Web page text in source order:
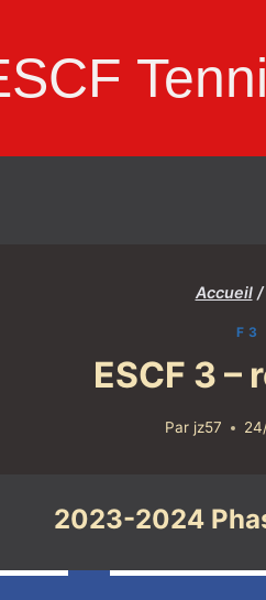
Accueil /
F 3
ESCF 3 –
Par jz57
2023-2024